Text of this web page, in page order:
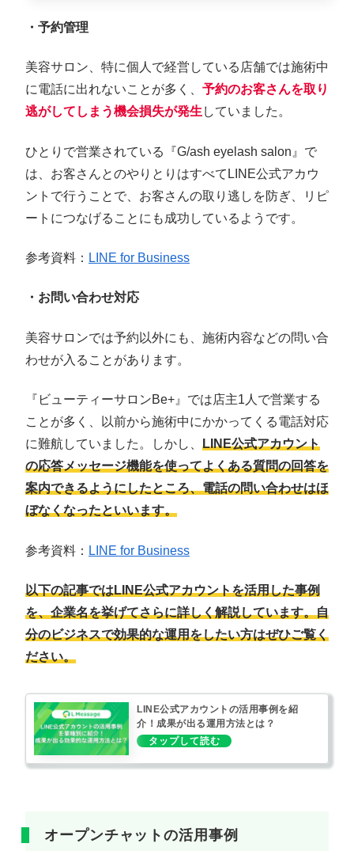
・予約管理
美容サロン、特に個人で経営している店舗では施術中
に電話に出れないことが多く、 予約のお客さんを取り
逃がしてしまう機会損失が発生 していました。
ひとりで営業されている『G/ash eyelash salon』で
は、お客さんとのやりとりはすべてLINE公式アカウ
ントで行うことで、お客さんの取り逃しを防ぎ、リピ
ートにつなげることにも成功しているようです。
参考資料： LINE for Business
・お問い合わせ対応
美容サロンでは予約以外にも、施術内容などの問い合
わせが入ることがあります。
『ビューティーサロンBe+』では店主1人で営業する
ことが多く、以前から施術中にかかってくる電話対応
に難航していました。しかし、 LINE公式アカウント
の応答メッセージ機能を使ってよくある質問の回答を
案内できるようにしたところ、電話の問い合わせはほ
ぼなくなったといいます。
参考資料： LINE for Business
以下の記事ではLINE公式アカウントを活用した事例
を、企業名を挙げてさらに詳しく解説しています。自
分のビジネスで効果的な運用をしたい方はぜひご覧く
ださい。
LINE公式アカウントの活用事例を紹
介！成果が出る運用方法とは？
オープンチャットの活用事例